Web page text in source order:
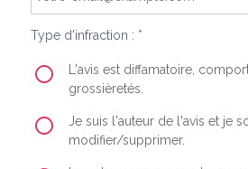
Type d'infraction : *
L'avis est diffamatoire,
grossièretés.
Je suis l'auteur de l'avis et je
modifier/supprimer.